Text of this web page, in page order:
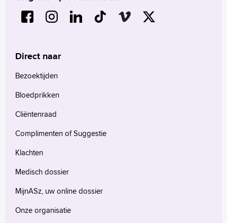
Contact
Voorleesfunctie
English
Français
Direct naar
Bezoektijden
Bloedprikken
Cliëntenraad
Complimenten of Suggestie
Klachten
Medisch dossier
MijnASz, uw online dossier
Onze organisatie